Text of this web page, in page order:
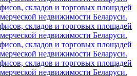
складов и торговых площадей
недвижимости Беларуси.
складов и торговых площадей
недвижимости Беларуси.
складов и торговых площадей
недвижимости Беларуси.
складов и торговых площадей
недвижимости Беларуси.